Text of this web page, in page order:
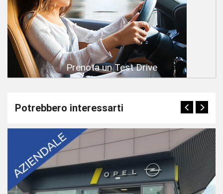
Prenota un Test Drive
Potrebbero interessarti